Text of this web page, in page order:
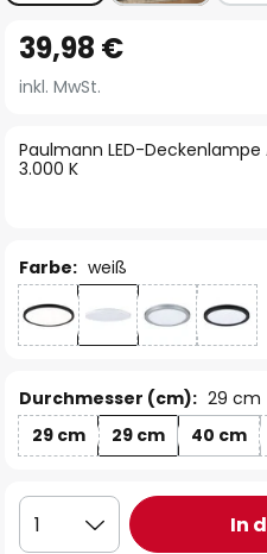
Anfang
der
springen
Paulmann LED-
3.000 K
39,98 €
inkl. MwSt.
Farbe: weiß
Durchmesser (cm): 29 cm
29 cm
29 cm 40 cm
1 In